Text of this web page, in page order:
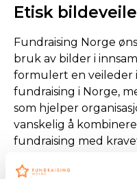
Etisk
Fundraising Norge
bruk av bilder i
formulert en veileder
fundraising i Norge,
som hjelper
vanskelig å
fundraising med
arbeidsgruppe